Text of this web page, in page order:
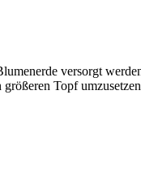
versorgt
Topf